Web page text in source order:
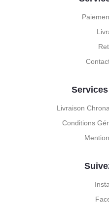
Livraison
Conditions